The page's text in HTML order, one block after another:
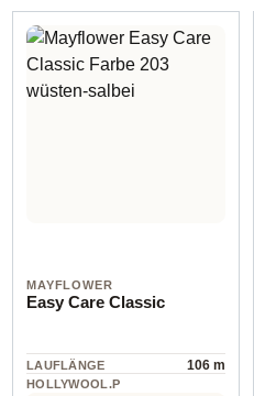
MAYFLOWER
Easy Care Classic
LAUFLÄNGE 106 m
HOLLYWOOL.P